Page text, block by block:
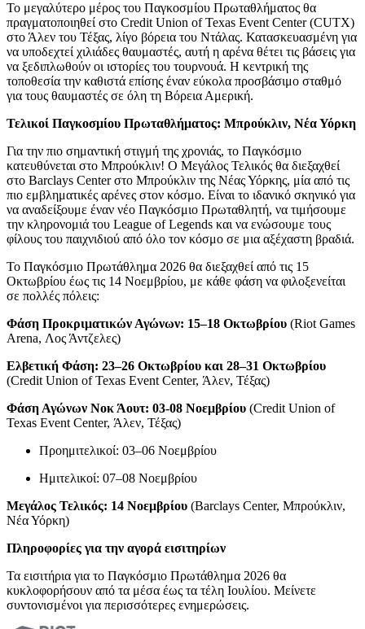
Το μεγαλύτερο μέρος του Παγκοσμίου Πρωταθλήματος θα
πραγματοποιηθεί στο Credit Union of Texas Event Center (CUTX)
στο Άλεν του Τέξας, λίγο βόρεια του Ντάλας. Κατασκευασμένη για
να υποδεχτεί χιλιάδες θαυμαστές, αυτή η αρένα θέτει τις βάσεις για
να ξεδιπλωθούν οι ιστορίες του τουρνουά. Η κεντρική της
τοποθεσία την καθιστά επίσης έναν εύκολα προσβάσιμο σταθμό
για τους θαυμαστές σε όλη τη Βόρεια Αμερική.
Τελικοί Παγκοσμίου Πρωταθλήματος: Μπρούκλιν, Νέα Υόρκη
Για την πιο σημαντική στιγμή της χρονιάς, το Παγκόσμιο
κατευθύνεται στο Μπρούκλιν! Ο Μεγάλος Τελικός θα διεξαχθεί
στο Barclays Center στο Μπρούκλιν της Νέας Υόρκης, μία από τις
πιο εμβληματικές αρένες στον κόσμο. Είναι το ιδανικό σκηνικό για
να αναδείξουμε έναν νέο Παγκόσμιο Πρωταθλητή, να τιμήσουμε
την κληρονομιά του League of Legends και να ενώσουμε τους
φίλους του παιχνιδιού από όλο τον κόσμο σε μια αξέχαστη βραδιά.
Το Παγκόσμιο Πρωτάθλημα 2026 θα διεξαχθεί από τις 15
Οκτωβρίου έως τις 14 Νοεμβρίου, με κάθε φάση να φιλοξενείται
σε πολλές πόλεις:
Φάση Προκριματικών Αγώνων: 15–18 Οκτωβρίου (Riot Games
Arena, Λος Άντζελες)
Ελβετική Φάση: 23–26 Οκτωβρίου και 28–31 Οκτωβρίου
(Credit Union of Texas Event Center, Άλεν, Τέξας)
Φάση Αγώνων Νοκ Άουτ: 03-08 Νοεμβρίου (Credit Union of
Texas Event Center, Άλεν, Τέξας)
Προημιτελικοί: 03–06 Νοεμβρίου
Ημιτελικοί: 07–08 Νοεμβρίου
Μεγάλος Τελικός: 14 Νοεμβρίου (Barclays Center, Μπρούκλιν,
Νέα Υόρκη)
Πληροφορίες για την αγορά εισιτηρίων
Τα εισιτήρια για το Παγκόσμιο Πρωτάθλημα 2026 θα
κυκλοφορήσουν από τα μέσα έως τα τέλη Ιουλίου. Μείνετε
συντονισμένοι για περισσότερες ενημερώσεις.